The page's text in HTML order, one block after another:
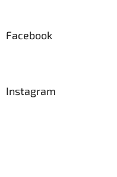
Facebook
Instagram